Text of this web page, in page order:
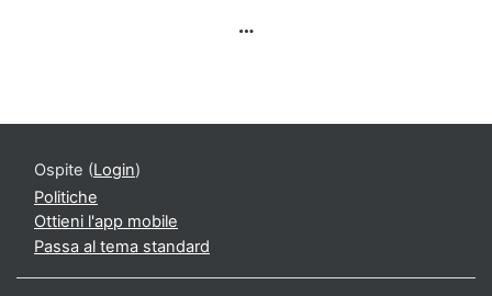
Ospite (Login)
Politiche
Ottieni l'app mobile
Passa al tema standard